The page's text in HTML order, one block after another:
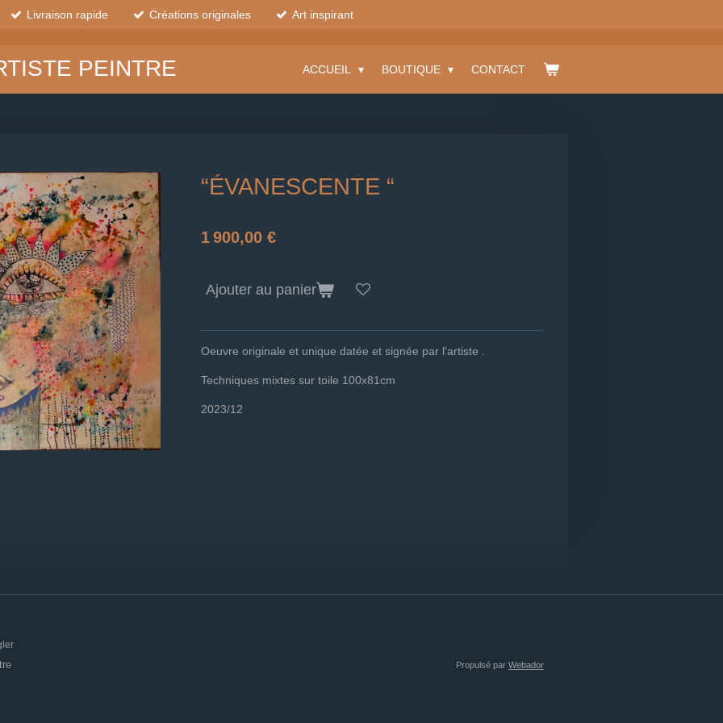
Livraison rapide Créations originales Art inspirant
PEINTRE ACCUEIL BOUTIQUE CONTACT
“ÉVANESCENTE “
1 900,00 €
Ajouter au panier
Oeuvre originale et unique datée et signée par l'artiste .
Techniques mixtes sur toile 100x81cm
2023/12
Propulsé par Webador